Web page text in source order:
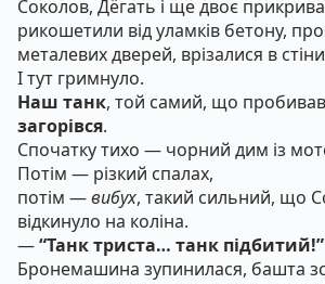
Соколов, Дёгать і ще двоє
рикошетили від уламків бетону,
металевих дверей, врізалися в
І тут гримнуло.
Наш танк, той самий, що
загорівся.
Спочатку тихо — чорний дим із
Потім — різкий спалах,
потім —вибух, такий сильний, що
відкинуло на коліна.
—“Танк триста… танк підбитий!”
Бронемашина зупинилася, башта